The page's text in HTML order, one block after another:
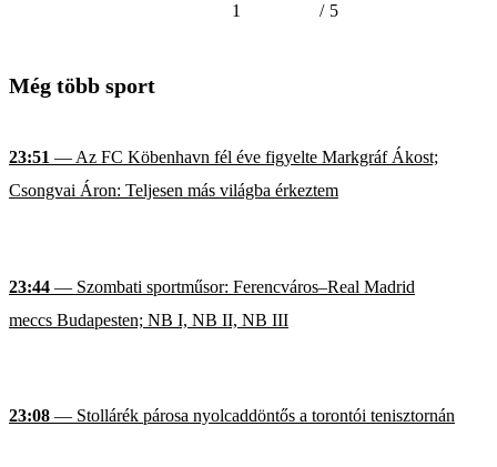
1 / 5
Még több sport
23:51 — Az FC Köbenhavn fél éve figyelte Markgráf Ákost;
Csongvai Áron: Teljesen más világba érkeztem
23:44 — Szombati sportműsor: Ferencváros–Real Madrid
meccs Budapesten; NB I, NB II, NB III
23:08 — Stollárék párosa nyolcaddöntős a torontói tenisztornán